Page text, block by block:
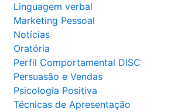
Linguagem verbal
Marketing Pessoal
Notícias
Oratória
Perfil Comportamental DISC
Persuasão e Vendas
Psicologia Positiva
Técnicas de Apresentação